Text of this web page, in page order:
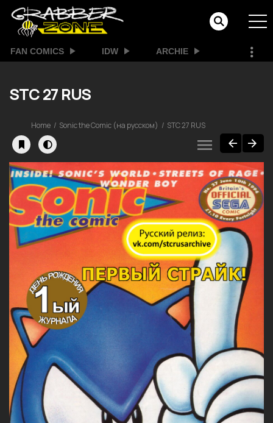
FAN COMICS IDW ARCHIE
STC 27 RUS
Home Sonic the Comic (на русском) STC 27 RUS